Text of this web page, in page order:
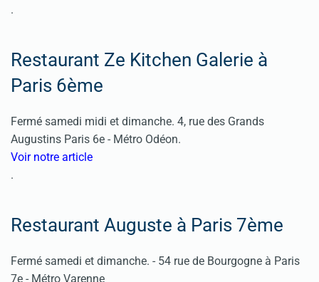
.
Restaurant Ze Kitchen Galerie à
Paris 6ème
Fermé samedi midi et dimanche. 4, rue des Grands
Augustins Paris 6e - Métro Odéon.
Voir notre article
.
Restaurant Auguste à Paris 7ème
Fermé samedi et dimanche. - 54 rue de Bourgogne à Paris
7e - Métro Varenne